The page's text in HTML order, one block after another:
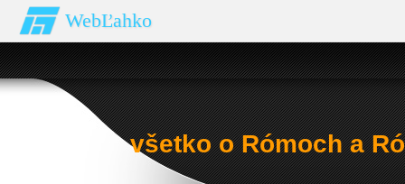
WebĽahko
všetko o Rómoch a